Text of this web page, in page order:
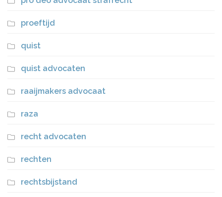
proeftijd
quist
quist advocaten
raaijmakers advocaat
raza
recht advocaten
rechten
rechtsbijstand